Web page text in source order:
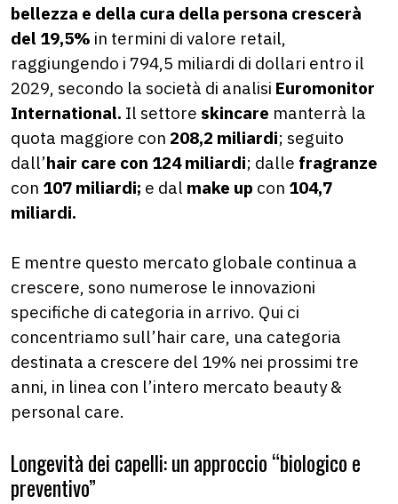
bellezza e della cura della persona crescerà
del 19,5% in termini di valore retail,
raggiungendo i 794,5 miliardi di dollari entro il
2029, secondo la società di analisi Euromonitor
International. Il settore skincare manterrà la
quota maggiore con 208,2 miliardi; seguito
dall’hair care con 124 miliardi; dalle fragranze
con 107 miliardi; e dal make up con 104,7
miliardi.
E mentre questo mercato globale continua a
crescere, sono numerose le innovazioni
specifiche di categoria in arrivo. Qui ci
concentriamo sull’hair care, una categoria
destinata a crescere del 19% nei prossimi tre
anni, in linea con l’intero mercato beauty &
personal care.
Longevità dei capelli: un approccio “biologico e
preventivo”